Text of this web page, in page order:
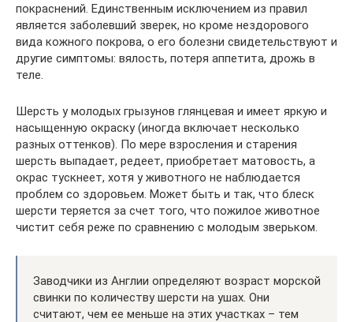
покраснений. Единственным исключением из правил
является заболевший зверек, но кроме нездорового
вида кожного покрова, о его болезни свидетельствуют и
другие симптомы: вялость, потеря аппетита, дрожь в
теле.
Шерсть у молодых грызунов глянцевая и имеет яркую и
насыщенную окраску (иногда включает несколько
разных оттенков). По мере взросления и старения
шерсть выпадает, редеет, приобретает матовость, а
окрас тускнеет, хотя у животного не наблюдается
проблем со здоровьем. Может быть и так, что блеск
шерсти теряется за счет того, что пожилое животное
чистит себя реже по сравнению с молодым зверьком.
Заводчики из Англии определяют возраст морской
свинки по количеству шерсти на ушах. Они
считают, чем ее меньше на этих участках – тем